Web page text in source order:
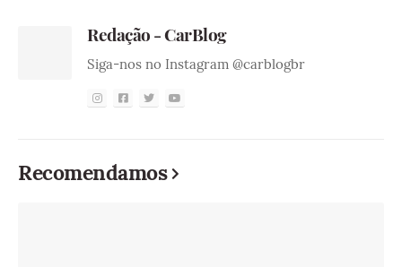
Redação - CarBlog
Siga-nos no Instagram @carblogbr
Recomendamos